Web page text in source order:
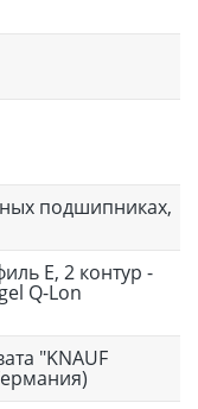
подшипниках,
Е, 2 контур -
Q-Lon
"KNAUF